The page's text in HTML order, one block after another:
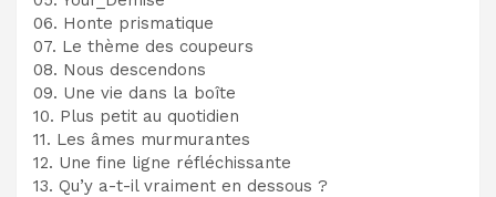
06. Honte prismatique
07. Le thème des coupeurs
08. Nous descendons
09. Une vie dans la boîte
10. Plus petit au quotidien
11. Les âmes murmurantes
12. Une fine ligne réfléchissante
13. Qu’y a-t-il vraiment en dessous ?